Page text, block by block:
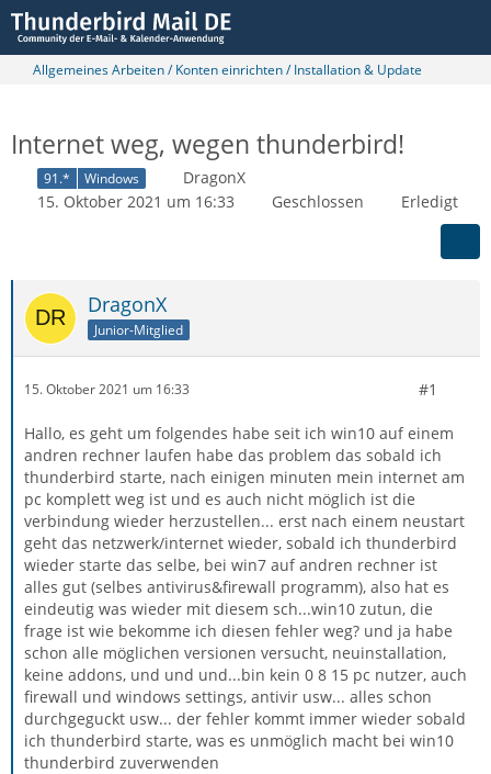
Allgemeines Arbeiten / Konten einrichten / Installation & Update
Internet weg, wegen thunderbird!
91.* Windows
DragonX
15. Oktober 2021 um 16:33
Geschlossen Erledigt
DragonX
Junior-Mitglied
15. Oktober 2021 um 16:33 #1
Hallo, es geht um folgendes habe seit ich win10 auf einem
andren rechner laufen habe das problem das sobald ich
thunderbird starte, nach einigen minuten mein internet am
pc komplett weg ist und es auch nicht möglich ist die
verbindung wieder herzustellen... erst nach einem neustart
geht das netzwerk/internet wieder, sobald ich thunderbird
wieder starte das selbe, bei win7 auf andren rechner ist
alles gut (selbes antivirus&firewall programm), also hat es
eindeutig was wieder mit diesem sch...win10 zutun, die
frage ist wie bekomme ich diesen fehler weg? und ja habe
schon alle möglichen versionen versucht, neuinstallation,
keine addons, und und und...bin kein 0 8 15 pc nutzer, auch
firewall und windows settings, antivir usw... alles schon
durchgeguckt usw... der fehler kommt immer wieder sobald
ich thunderbird starte, was es unmöglich macht bei win10
thunderbird zuverwenden